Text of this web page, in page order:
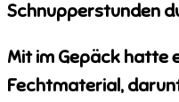
Schnupperstunden
Mit im Gepäck hatte
Fechtmaterial,